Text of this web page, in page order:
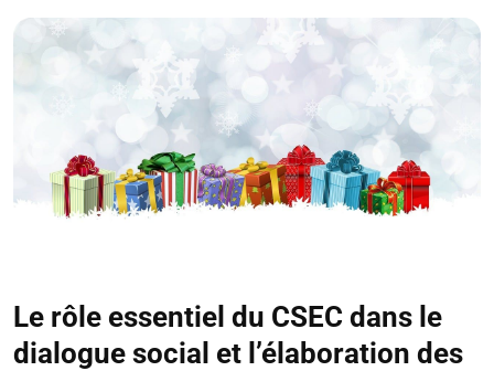
Le rôle essentiel du CSEC dans le
dialogue social et l’élaboration des